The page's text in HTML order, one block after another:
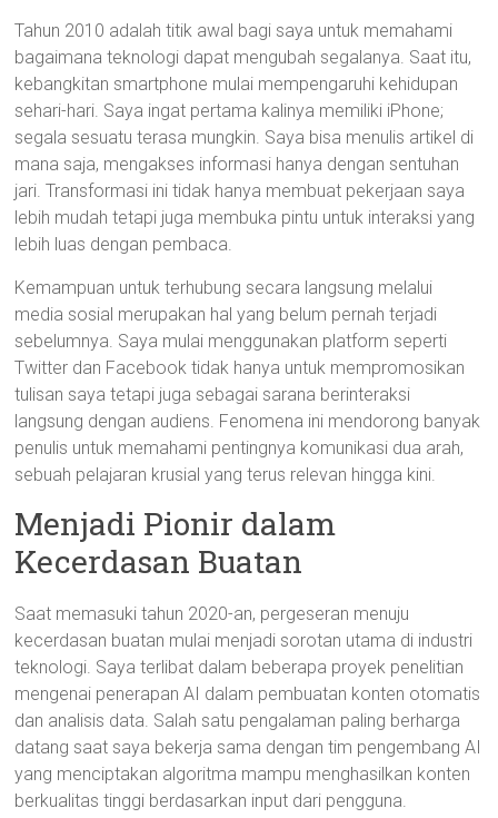
Tahun 2010 adalah titik awal bagi saya untuk memahami
bagaimana teknologi dapat mengubah segalanya. Saat itu,
kebangkitan smartphone mulai mempengaruhi kehidupan
sehari-hari. Saya ingat pertama kalinya memiliki iPhone;
segala sesuatu terasa mungkin. Saya bisa menulis artikel di
mana saja, mengakses informasi hanya dengan sentuhan
jari. Transformasi ini tidak hanya membuat pekerjaan saya
lebih mudah tetapi juga membuka pintu untuk interaksi yang
lebih luas dengan pembaca.
Kemampuan untuk terhubung secara langsung melalui
media sosial merupakan hal yang belum pernah terjadi
sebelumnya. Saya mulai menggunakan platform seperti
Twitter dan Facebook tidak hanya untuk mempromosikan
tulisan saya tetapi juga sebagai sarana berinteraksi
langsung dengan audiens. Fenomena ini mendorong banyak
penulis untuk memahami pentingnya komunikasi dua arah,
sebuah pelajaran krusial yang terus relevan hingga kini.
Menjadi Pionir dalam
Kecerdasan Buatan
Saat memasuki tahun 2020-an, pergeseran menuju
kecerdasan buatan mulai menjadi sorotan utama di industri
teknologi. Saya terlibat dalam beberapa proyek penelitian
mengenai penerapan AI dalam pembuatan konten otomatis
dan analisis data. Salah satu pengalaman paling berharga
datang saat saya bekerja sama dengan tim pengembang AI
yang menciptakan algoritma mampu menghasilkan konten
berkualitas tinggi berdasarkan input dari pengguna.